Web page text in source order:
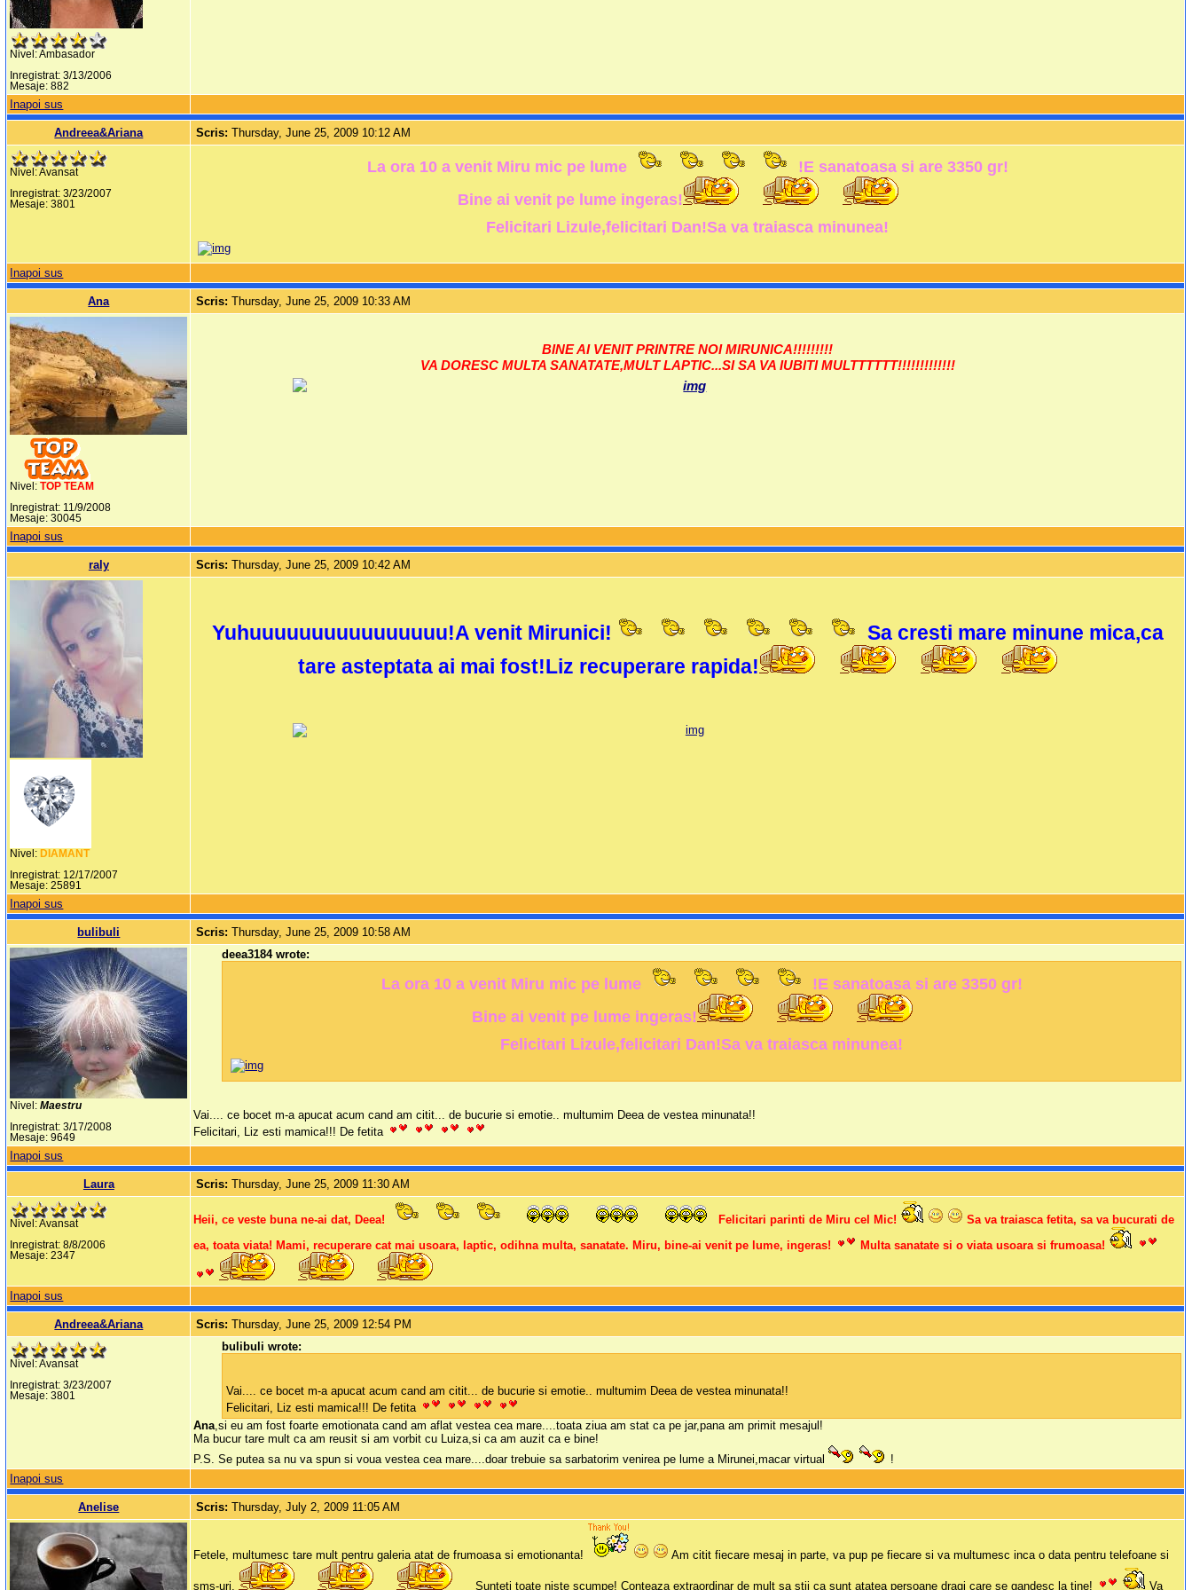
Nivel: Ambasador
Inregistrat: 3/13/2006
Mesaje: 882
Inapoi sus
Andreea&Ariana Scris:Thursday, June 25, 2009 10:12 AM
Nivel: Avansat
Inregistrat: 3/23/2007
Mesaje: 3801
La ora 10 a venit Miru mic pe lume
!E sanatoasa si are 3350 gr!
Bine ai venit pe lume ingeras!
Felicitari Lizule,felicitari Dan!Sa va traiasca minunea!
Inapoi sus
Ana Scris:Thursday, June 25, 2009 10:33 AM
Nivel:TOP TEAM
Inregistrat: 11/9/2008
Mesaje: 30045
BINE AI VENIT PRINTRE NOI MIRUNICA!!!!!!!!!
VA DORESC MULTA SANATATE,MULT LAPTIC...SI SA VA IUBITI MULTTTTTT!!!!!!!!!!!!!
Inapoi sus
raly Scris:Thursday, June 25, 2009 10:42 AM
Nivel: DIAMANT
Inregistrat: 12/17/2007
Mesaje: 25891
Yuhuuuuuuuuuuuuuuuu!A venit Mirunici!
Sa cresti mare minune mica,ca
tare asteptata ai mai fost!Liz recuperare rapida!
Inapoi sus
bulibuli Scris:Thursday, June 25, 2009 10:58 AM
Nivel:Maestru
Inregistrat: 3/17/2008
Mesaje: 9649
deea3184 wrote:
La ora 10 a venit Miru mic pe lume
!E sanatoasa si are 3350 gr!
Bine ai venit pe lume ingeras!
Felicitari Lizule,felicitari Dan!Sa va traiasca minunea!
Vai.... ce bocet m-a apucat acum cand am citit... de bucurie si emotie.. multumim Deea de vestea minunata!!
Felicitari, Liz esti mamica!!! De fetita
Inapoi sus
Laura Scris:Thursday, June 25, 2009 11:30 AM
Nivel: Avansat
Inregistrat: 8/8/2006
Mesaje: 2347
Heii, ce veste buna ne-ai dat, Deea! Felicitari parinti de Miru cel Mic!
Sa va traiasca fetita, sa va bucurati de
ea, toata viata! Mami, recuperare cat mai usoara, laptic, odihna multa, sanatate. Miru, bine-ai venit pe lume, ingeras!
Multa sanatate si o viata usoara si frumoasa!
Inapoi sus
Andreea&Ariana Scris:Thursday, June 25, 2009 12:54 PM
Nivel: Avansat
Inregistrat: 3/23/2007
Mesaje: 3801
bulibuli wrote:
Vai.... ce bocet m-a apucat acum cand am citit... de bucurie si emotie.. multumim Deea de vestea minunata!!
Felicitari, Liz esti mamica!!! De fetita
Ana,si eu am fost foarte emotionata cand am aflat vestea cea mare....toata ziua am stat ca pe jar,pana am primit mesajul!
Ma bucur tare mult ca am reusit si am vorbit cu Luiza,si ca am auzit ca e bine!
P.S. Se putea sa nu va spun si voua vestea cea mare....doar trebuie sa sarbatorim venirea pe lume a Mirunei,macar virtual
!
Inapoi sus
Anelise Scris:Thursday, July 2, 2009 11:05 AM
Fetele, multumesc tare mult pentru galeria atat de frumoasa si emotionanta! Am citit fiecare mesaj in parte, va pup pe fiecare si va multumesc inca o data pentru telefoane si
sms-uri. Sunteti toate niste scumpe! Conteaza extraordinar de mult sa stii ca sunt atatea persoane dragi care se gandesc la tine! Va